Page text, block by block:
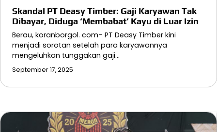
Skandal PT Deasy Timber: Gaji Karyawan Tak
Dibayar, Diduga ‘Membabat’ Kayu di Luar Izin
Berau, koranborgol. com– PT Deasy Timber kini
menjadi sorotan setelah para karyawannya
mengeluhkan tunggakan gaji…
September 17, 2025